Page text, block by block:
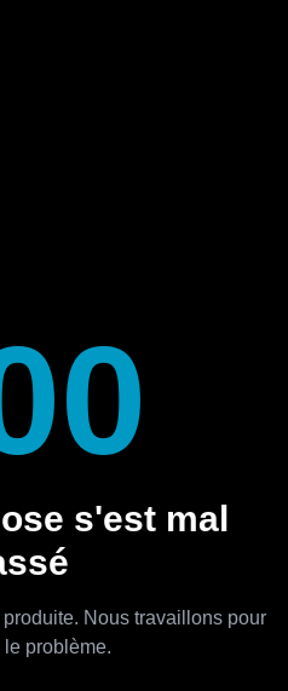
s'est mal
Nous travaillons pour
le problème.